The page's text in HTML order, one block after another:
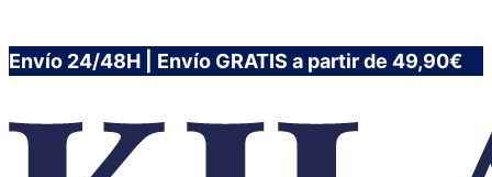
Saltar
contenido
Envío 24/48H | Envío GRATIS a partir de 49,90€